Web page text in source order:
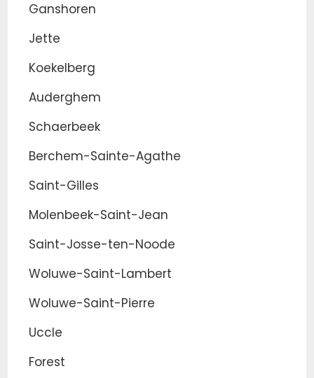
Ganshoren
Jette
Koekelberg
Auderghem
Schaerbeek
Berchem-Sainte-Agathe
Saint-Gilles
Molenbeek-Saint-Jean
Saint-Josse-ten-Noode
Woluwe-Saint-Lambert
Woluwe-Saint-Pierre
Uccle
Forest